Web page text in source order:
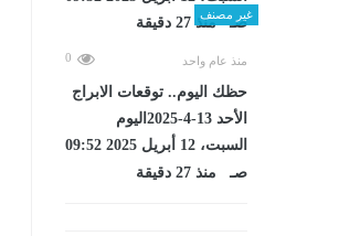
غير مصنف
منذ عام واحد 0
حظك اليوم.. توقعات الابراج
الأحد 13-4-2025اليوم
السبت، 12 أبريل 2025 09:52
صـ منذ 27 دقيقة